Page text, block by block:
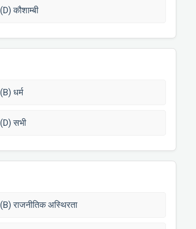
(D) कौशाम्बी
(B) धर्म
(D) सभी
(B) राजनीतिक अस्थिरता